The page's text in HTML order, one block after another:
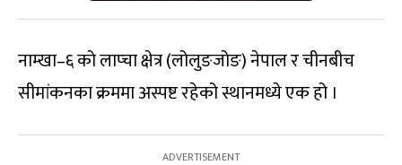
नाम्खा–६ को लाप्चा क्षेत्र (लोलुङजोङ) नेपाल र चीनबीच
सीमांकनका क्रममा अस्पष्ट रहेको स्थानमध्ये एक हो ।